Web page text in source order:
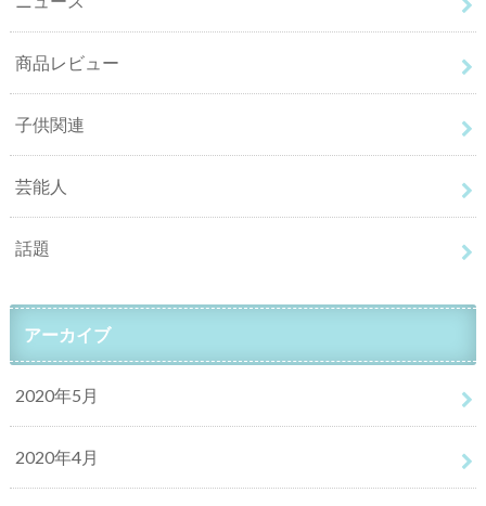
商品レビュー
子供関連
芸能人
話題
アーカイブ
2020年5月
2020年4月